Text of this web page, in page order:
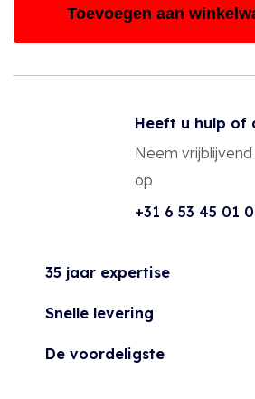
Toevoegen aan
Heeft u hulp of
Neem
op
+31 6 53 45 01
35 jaar expertise
Snelle levering
De voordeligste